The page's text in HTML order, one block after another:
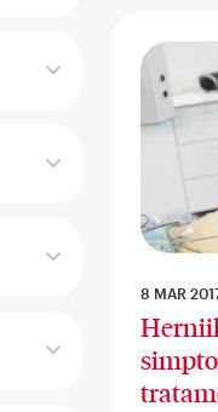
8 MAR